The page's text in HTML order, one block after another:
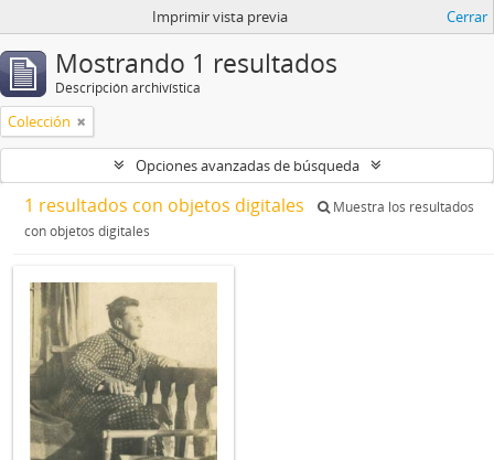
Imprimir vista previa Cerrar
Mostrando 1 resultados
Descripción archivística
Colección
Opciones avanzadas de búsqueda
1 resultados con objetos digitales
Muestra los resultados
con objetos digitales